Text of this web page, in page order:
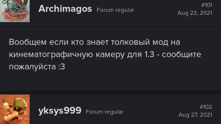
Archimagos Forum regular
#101
Aug 23, 2021
Вообщем если кто знает толковый мод на
кинематографичную камеру для 1.3 - сообщите
пожалуйста :3
yksys999 Forum regular
#102
Aug 27, 2021